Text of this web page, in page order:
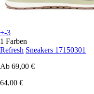
+-3
1 Farben
Refresh Sneakers 17150301
Ab 69,00 €
64,00 €